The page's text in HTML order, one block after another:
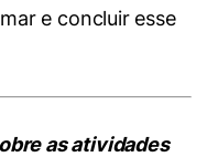
e concluir esse
as atividades